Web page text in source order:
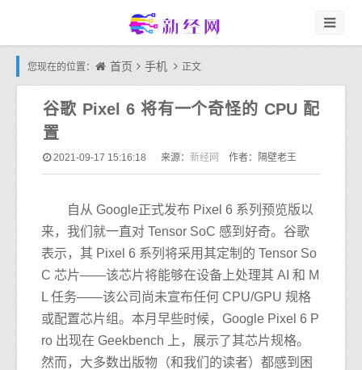
您现在的位置： 首页 手机 正文
谷歌 Pixel 6 将有一个奇怪的 CPU 配
置
2021-09-17 15:16:18 来源： 新经网 作者：隔壁老王
自从 Google正式发布 Pixel 6 系列预览版以
来，我们就一直对 Tensor SoC 感到好奇。谷歌
表示，其 Pixel 6 系列将采用其定制的 Tensor So
C 芯片——该芯片将能够在设备上处理其 AI 和 M
L 任务——该公司尚未宣布任何 CPU/GPU 规格
或配置芯片组。本月早些时候，Google Pixel 6 P
ro 出现在 Geekbench 上，展示了其芯片规格。
然而，大多数出版物（和我们的读者）都感到困